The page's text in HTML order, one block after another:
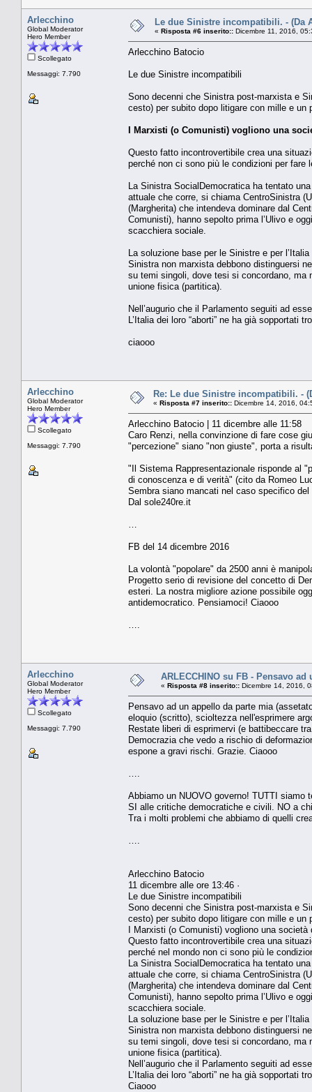
Arlecchino
Global Moderator
Hero Member
Scollegato
Messaggi: 7.790
Le due Sinistre incompatibili. - (Da
« Risposta #6 inserito:: Dicembre 11, 2016,
Arlecchino Batocio
Le due Sinistre incompatibili
Sono decenni che Sinistra post-marxista e
cesto) per subito dopo litigare con mille e un
I Marxisti (o Comunisti) vogliono una
Questo fatto incontrovertibile crea una
perché non ci sono più le condizioni per fare
La Sinistra SocialDemocratica ha tentato
attuale che corre, si chiama CentroSinistra
(Margherita) che intendeva dominare dal
Comunisti), hanno sepolto prima l’Ulivo e
scacchiera sociale.
La soluzione base per le Sinistre e per
Sinistra non marxista debbono distinguersi
su temi singoli, dove tesi si concordano, ma
unione fisica (partitica).
Nell’augurio che il Parlamento seguiti ad
L’Italia dei loro “aborti” ne ha già sopportati
ciaooo
Arlecchino
Global Moderator
Hero Member
Scollegato
Messaggi: 7.790
Re: Le due Sinistre incompatibili. -
« Risposta #7 inserito:: Dicembre 14, 2016,
Arlecchino Batocio | 11 dicembre alle 11:58
Caro Renzi, nella convinzione di fare cose
"percezione" siano "non giuste", porta a
"Il Sistema Rappresentazionale risponde al
di conoscenza e di verità" (cito da Romeo
Sembra siano mancati nel caso specifico
Dal sole240re.it
FB del 14 dicembre 2016
La volontà "popolare" da 2500 anni è
Progetto serio di revisione del concetto di
esteri. La nostra migliore azione possibile
antidemocratico. Pensiamoci! Ciaooo
Arlecchino
Global Moderator
Hero Member
Scollegato
Messaggi: 7.790
ARLECCHINO su FB - Pensavo
« Risposta #8 inserito:: Dicembre 14, 2016,
Pensavo ad un appello da parte mia
eloquio (scritto), scioltezza nell'esprimere
Restate liberi di esprimervi (e battibeccare
Democrazia che vedo a rischio di
espone a gravi rischi. Grazie. Ciaooo
Abbiamo un NUOVO governo! TUTTI siamo
SI alle critiche democratiche e civili. NO a
Tra i molti problemi che abbiamo di quelli
Arlecchino Batocio
11 dicembre alle ore 13:46 ·
Le due Sinistre incompatibili
Sono decenni che Sinistra post-marxista e
cesto) per subito dopo litigare con mille e un
I Marxisti (o Comunisti) vogliono una
Questo fatto incontrovertibile crea una
perché nel mondo non ci sono più le
La Sinistra SocialDemocratica ha tentato
attuale che corre, si chiama CentroSinistra
(Margherita) che intendeva dominare dal
Comunisti), hanno sepolto prima l’Ulivo e
scacchiera sociale.
La soluzione base per le Sinistre e per
Sinistra non marxista debbono distinguersi
su temi singoli, dove tesi si concordano, ma
unione fisica (partitica).
Nell’augurio che il Parlamento seguiti ad
L’Italia dei loro “aborti” ne ha già sopportati
Ciaooo